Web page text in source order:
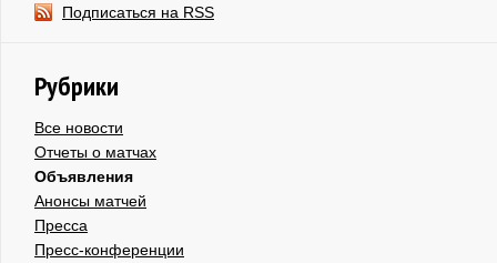
Подписаться на RSS
Рубрики
Все новости
Отчеты о матчах
Объявления
Анонсы матчей
Пресса
Пресс-конференции